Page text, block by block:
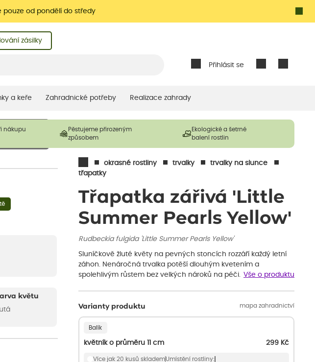
pouze od pondělí do středy
Přihlásit se
zásilky
a keře Zahradnické potřeby Realizace zahrady
nákupu
Pěstujeme přirozeným
způsobem
Ekologické a šetrné
balení rostlin
okrasné rostliny trvalky
trvalky na slunce
třapatky
Třapatka zářivá 'Little
Summer Pearls Yellow'
Rudbeckia fulgida 'Little Summer Pearls Yellow'
Sluníčkově žluté květy na pevných stoncích rozzáří každý letní
záhon. Nenáročná trvalka potěší dlouhým kvetením a
spolehlivým růstem bez velkých nároků na péči. Vše o produktu
Varianty produktu mapa zahradnictví
Balík
květník o průměru 11 cm 299 Kč
Více jak 20 kusů sklademUmístění rostliny:
mohou být
uvedená
květu